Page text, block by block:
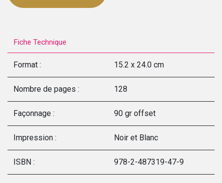
Fiche Technique
Format : 15.2 x 24.0 cm
Nombre de pages : 128
Façonnage : 90 gr offset
Impression : Noir et Blanc
ISBN : 978-2-487319-47-9